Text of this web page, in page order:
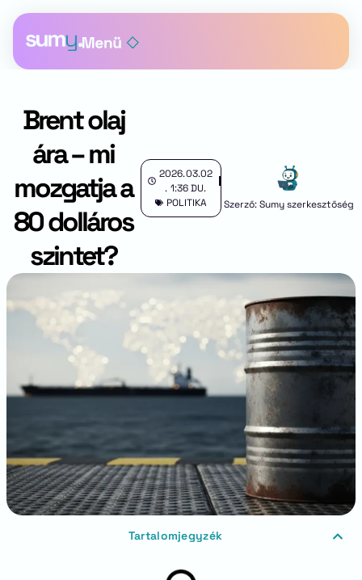
Brent olaj
ára – mi
mozgatja a
80 dolláros
szintet?
2026.03.02
. 1:36 DU.
POLITIKA
Szerző: Sumy szerkesztőség
Tartalomjegyzék